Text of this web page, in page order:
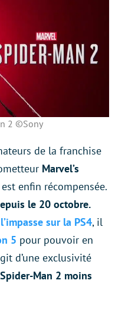
2 ©Sony
de la franchise
Marvel’s
enfin récompensée.
le 20 octobre.
sur la PS4, il
5 pour pouvoir en
d’une exclusivité
Man 2 moins